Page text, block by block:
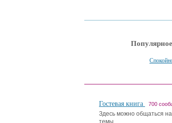
Гостевая книга 700
Здесь можно общаться
темы.